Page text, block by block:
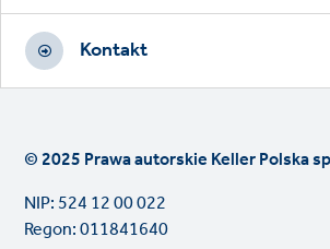
Kontakt
© 2025 Prawa autorskie Keller Polska
NIP: 524 12 00 022
Regon: 011841640